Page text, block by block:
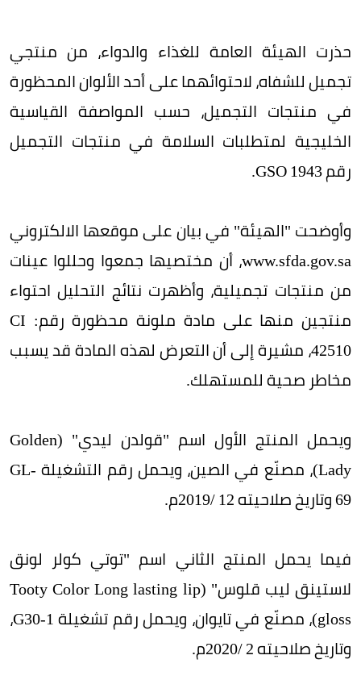
حذرت الهيئة العامة للغذاء والدواء، من منتجي
تجميل للشفاه، لاحتوائهما على أحد الألوان المحظورة
في منتجات التجميل، حسب المواصفة القياسية
الخليجية لمتطلبات السلامة في منتجات التجميل
رقم GSO 1943.
وأوضحت "الهيئة" في بيان على موقعها الالكتروني
www.sfda.gov.sa، أن مختصيها جمعوا وحللوا عينات
من منتجات تجميلية، وأظهرت نتائج التحليل احتواء
منتجين منها على مادة ملونة محظورة رقم: CI
42510، مشيرة إلى أن التعرض لهذه المادة قد يسبب
مخاطر صحية للمستهلك.
ويحمل المنتج الأول اسم "قولدن ليدي" (Golden
Lady)، مصنّع في الصين، ويحمل رقم التشغيلة GL-
69 وتاريخ صلاحيته 12 /2019م.
فيما يحمل المنتج الثاني اسم "توتي كولر لونق
لاستينق ليب قلوس" (Tooty Color Long lasting lip
gloss)، مصنّع في تايوان، ويحمل رقم تشغيلة G30-1،
وتاريخ صلاحيته 2 /2020م.